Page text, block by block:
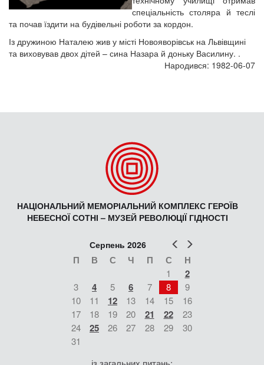
спеціальність столяра й теслі
та почав їздити на будівельні роботи за кордон.
Із дружиною Наталею жив у місті Новояворівськ на Львівщині
та виховував двох дітей – сина Назара й доньку Василину. .
Народився: 1982-06-07
НАЦІОНАЛЬНИЙ МЕМОРІАЛЬНИЙ КОМПЛЕКС ГЕРОЇВ
НЕБЕСНОЇ СОТНІ – МУЗЕЙ РЕВОЛЮЦІЇ ГІДНОСТІ
Попер
Серпень 2026
П В С Ч П С Н
1 2
3 4 5 6 7 8
9
10
11 12 13 14 15
16
17
18 19 20 21 22
23
24
25 26 27 28 29
30
31